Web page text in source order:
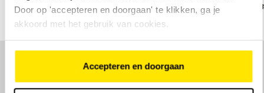
Door op 'accepteren en doorgaan' te klikken, ga je
akkoord met het gebruik van cookies.
Accepteren en doorgaan
Een kijkje in de winkel